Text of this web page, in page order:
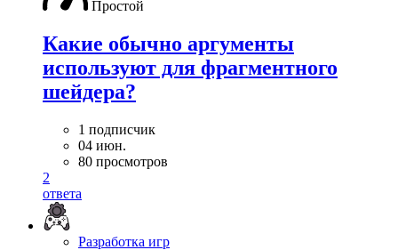
Простой
Какие обычно аргументы
используют для фрагментного
шейдера?
1 подписчик
04 июн.
80 просмотров
2
ответа
Разработка игр